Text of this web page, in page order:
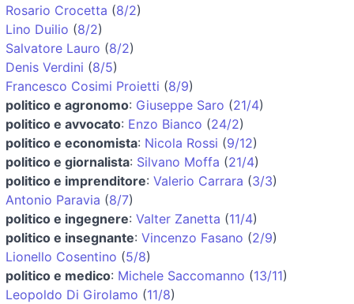
Rosario Crocetta (8/2)
Lino Duilio (8/2)
Salvatore Lauro (8/2)
Denis Verdini (8/5)
Francesco Cosimi Proietti (8/9)
politico e agronomo: Giuseppe Saro (21/4)
politico e avvocato: Enzo Bianco (24/2)
politico e economista: Nicola Rossi (9/12)
politico e giornalista: Silvano Moffa (21/4)
politico e imprenditore: Valerio Carrara (3/3)
Antonio Paravia (8/7)
politico e ingegnere: Valter Zanetta (11/4)
politico e insegnante: Vincenzo Fasano (2/9)
Lionello Cosentino (5/8)
politico e medico: Michele Saccomanno (13/11)
Leopoldo Di Girolamo (11/8)